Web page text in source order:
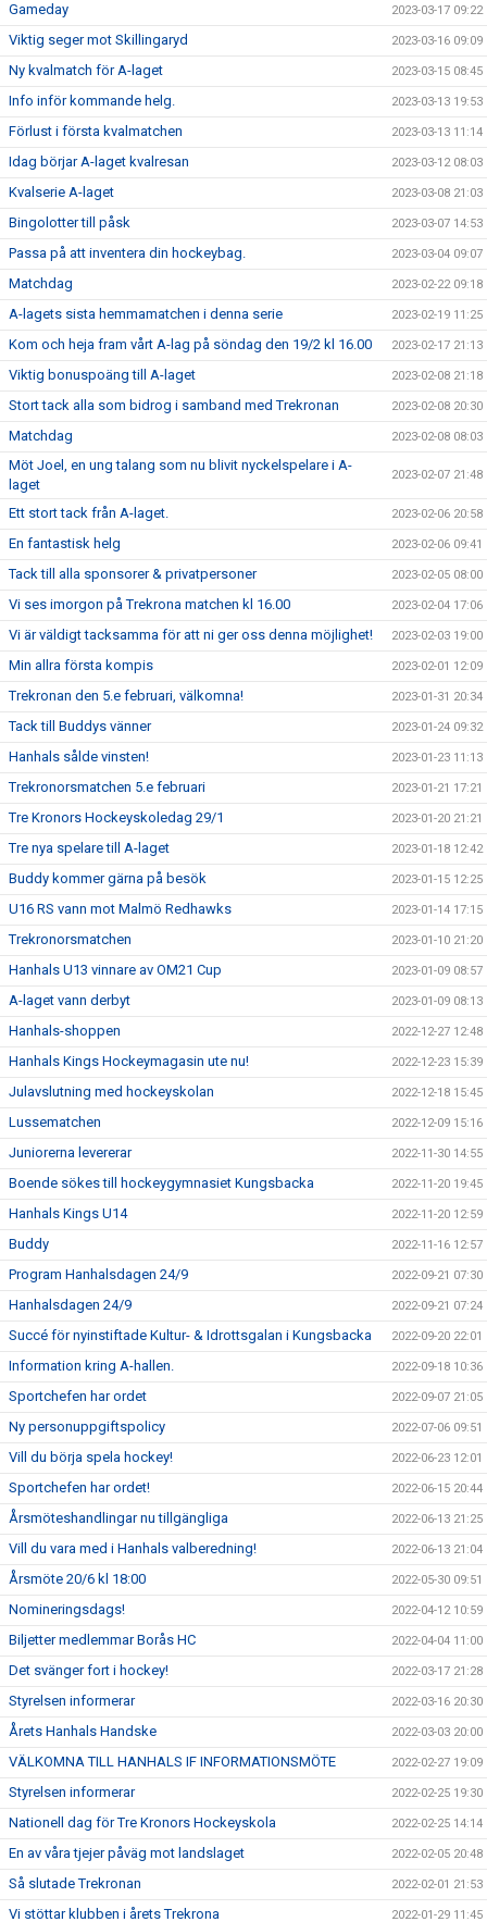
Gameday 2023-03-17 09:22
Viktig seger mot Skillingaryd 2023-03-16 09:09
Ny kvalmatch för A-laget 2023-03-15 08:45
Info inför kommande helg. 2023-03-13 19:53
Förlust i första kvalmatchen 2023-03-13 11:14
Idag börjar A-laget kvalresan 2023-03-12 08:03
Kvalserie A-laget 2023-03-08 21:03
Bingolotter till påsk 2023-03-07 14:53
Passa på att inventera din hockeybag. 2023-03-04 09:07
Matchdag 2023-02-22 09:18
A-lagets sista hemmamatchen i denna serie 2023-02-19 11:25
Kom och heja fram vårt A-lag på söndag den 19/2 kl 16.00 2023-02-17 21:13
Viktig bonuspoäng till A-laget 2023-02-08 21:18
Stort tack alla som bidrog i samband med Trekronan 2023-02-08 20:30
Matchdag 2023-02-08 08:03
Möt Joel, en ung talang som nu blivit nyckelspelare i A-
laget
2023-02-07 21:48
Ett stort tack från A-laget. 2023-02-06 20:58
En fantastisk helg 2023-02-06 09:41
Tack till alla sponsorer & privatpersoner 2023-02-05 08:00
Vi ses imorgon på Trekrona matchen kl 16.00 2023-02-04 17:06
Vi är väldigt tacksamma för att ni ger oss denna möjlighet! 2023-02-03 19:00
Min allra första kompis 2023-02-01 12:09
Trekronan den 5.e februari, välkomna! 2023-01-31 20:34
Tack till Buddys vänner 2023-01-24 09:32
Hanhals sålde vinsten! 2023-01-23 11:13
Trekronorsmatchen 5.e februari 2023-01-21 17:21
Tre Kronors Hockeyskoledag 29/1 2023-01-20 21:21
Tre nya spelare till A-laget 2023-01-18 12:42
Buddy kommer gärna på besök 2023-01-15 12:25
U16 RS vann mot Malmö Redhawks 2023-01-14 17:15
Trekronorsmatchen 2023-01-10 21:20
Hanhals U13 vinnare av OM21 Cup 2023-01-09 08:57
A-laget vann derbyt 2023-01-09 08:13
Hanhals-shoppen 2022-12-27 12:48
Hanhals Kings Hockeymagasin ute nu! 2022-12-23 15:39
Julavslutning med hockeyskolan 2022-12-18 15:45
Lussematchen 2022-12-09 15:16
Juniorerna levererar 2022-11-30 14:55
Boende sökes till hockeygymnasiet Kungsbacka 2022-11-20 19:45
Hanhals Kings U14 2022-11-20 12:59
Buddy 2022-11-16 12:57
Program Hanhalsdagen 24/9 2022-09-21 07:30
Hanhalsdagen 24/9 2022-09-21 07:24
Succé för nyinstiftade Kultur- & Idrottsgalan i Kungsbacka 2022-09-20 22:01
Information kring A-hallen. 2022-09-18 10:36
Sportchefen har ordet 2022-09-07 21:05
Ny personuppgiftspolicy 2022-07-06 09:51
Vill du börja spela hockey! 2022-06-23 12:01
Sportchefen har ordet! 2022-06-15 20:44
Årsmöteshandlingar nu tillgängliga 2022-06-13 21:25
Vill du vara med i Hanhals valberedning! 2022-06-13 21:04
Årsmöte 20/6 kl 18:00 2022-05-30 09:51
Nomineringsdags! 2022-04-12 10:59
Biljetter medlemmar Borås HC 2022-04-04 11:00
Det svänger fort i hockey! 2022-03-17 21:28
Styrelsen informerar 2022-03-16 20:30
Årets Hanhals Handske 2022-03-03 20:00
VÄLKOMNA TILL HANHALS IF INFORMATIONSMÖTE 2022-02-27 19:09
Styrelsen informerar 2022-02-25 19:30
Nationell dag för Tre Kronors Hockeyskola 2022-02-25 14:14
En av våra tjejer påväg mot landslaget 2022-02-05 20:48
Så slutade Trekronan 2022-02-01 21:53
Vi stöttar klubben i årets Trekrona 2022-01-29 11:45